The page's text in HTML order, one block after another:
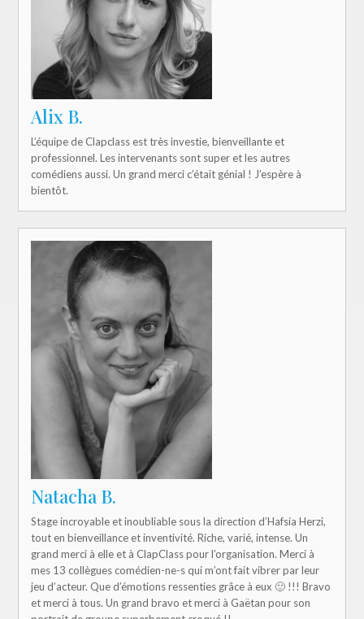
Alix B.
L’équipe de Clapclass est très investie, bienveillante et
professionnel. Les intervenants sont super et les autres
comédiens aussi. Un grand merci c’était génial ! J’espère à
bientôt.
Natacha B.
Stage incroyable et inoubliable sous la direction d’Hafsia Herzi,
tout en bienveillance et inventivité. Riche, varié, intense. Un
grand merci à elle et à ClapClass pour l’organisation. Merci à
mes 13 collègues comédien-ne-s qui m’ont fait vibrer par leur
jeu d’acteur. Que d’émotions ressenties grâce à eux 🙂 !!! Bravo
et merci à tous. Un grand bravo et merci à Gaëtan pour son